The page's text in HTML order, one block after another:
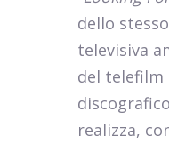
dello
televisiva
del telefilm
realizza,